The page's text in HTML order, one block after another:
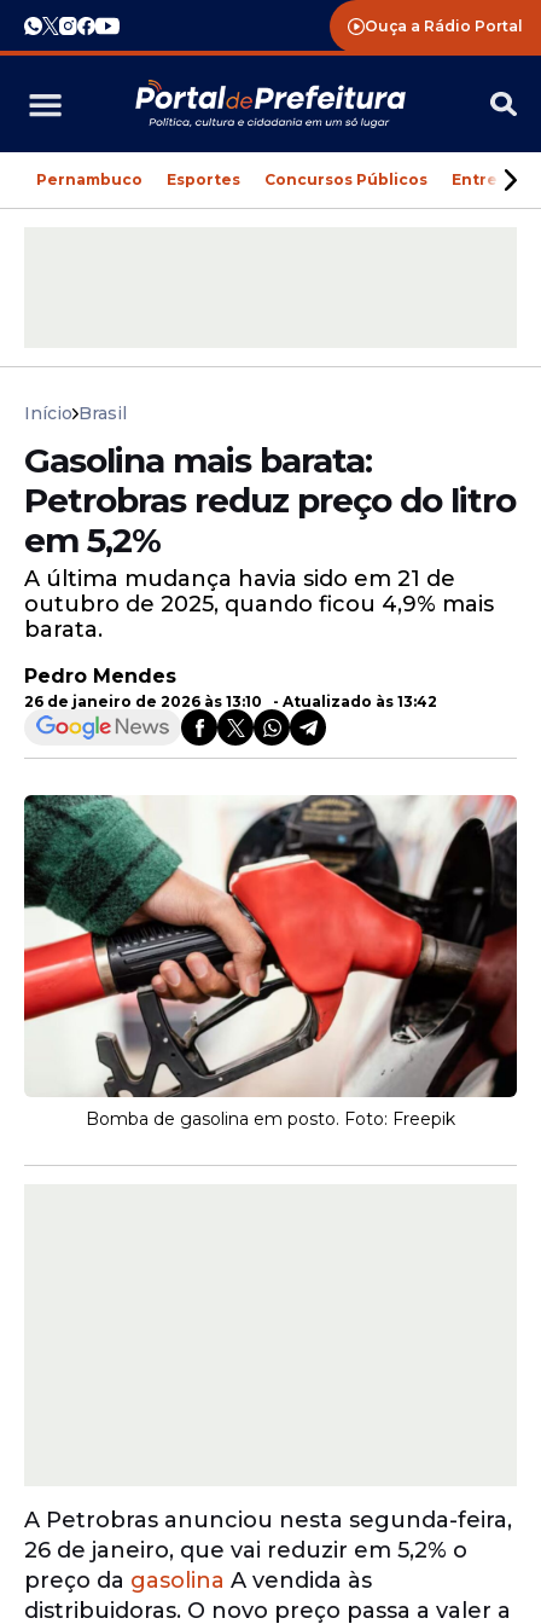
Ouça a Rádio Portal
Pernambuco Esportes Concursos Públicos
Início Brasil
Gasolina mais barata:
Petrobras reduz preço do litro
em 5,2%
A última mudança havia sido em 21 de
outubro de 2025, quando ficou 4,9% mais
barata.
Pedro Mendes
26 de janeiro de 2026 às 13:10 - Atualizado às 13:42
Bomba de gasolina em posto. Foto: Freepik
A Petrobras anunciou nesta segunda-feira,
26 de janeiro, que vai reduzir em 5,2% o
preço da gasolina A vendida às
distribuidoras. O novo preço passa a valer a